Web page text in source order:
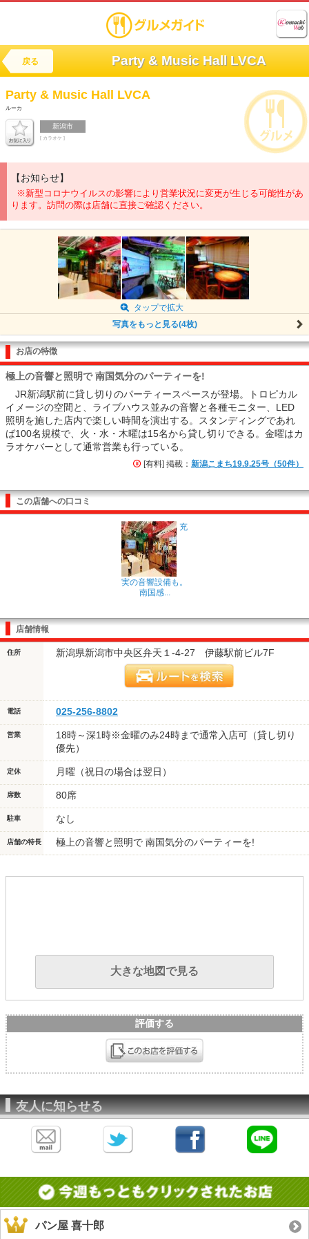
戻る Party & Music Hall LVCA
Party & Music Hall LVCA
ルーカ
新潟市
[ カラオケ ]
【お知らせ】
※新型コロナウイルスの影響により営業状況に変更が生じる可能性があ
ります。訪問の際は店舗に直接ご確認ください。
タップで拡大
写真をもっと見る(4枚)
お店の特徴
極上の音響と照明で 南国気分のパーティーを!
JR新潟駅前に貸し切りのパーティースペースが登場。トロピカル
イメージの空間と、ライブハウス並みの音響と各種モニター、LED
照明を施した店内で楽しい時間を演出する。スタンディングであれ
ば100名規模で、火・水・木曜は15名から貸し切りできる。金曜はカ
ラオケバーとして通常営業も行っている。
[有料] 掲載： 新潟こまち19.9.25号（50件）
この店舗への口コミ
充
実の音響設備も。
南国感...
店舗情報
住所 新潟県新潟市中央区弁天１-4-27 伊藤駅前ビル7F
電話 025-256-8802
営業
18時～深1時※金曜のみ24時まで通常入店可（貸し切り
優先）
定休 月曜（祝日の場合は翌日）
席数 80席
駐車 なし
店舗の特長 極上の音響と照明で 南国気分のパーティーを!
大きな地図で見る
評価する
友人に知らせる
パン屋 喜十郎